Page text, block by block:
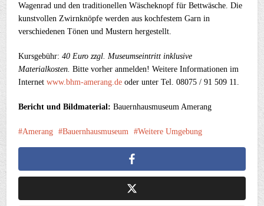
Wagenrad und den traditionellen Wäscheknopf für Bettwäsche. Die
kunstvollen Zwirnknöpfe werden aus kochfestem Garn in
verschiedenen Tönen und Mustern hergestellt.
Kursgebühr:40 Euro zzgl. Museumseintritt inklusive
Materialkosten. Bitte vorher anmelden! Weitere Informationen im
Internetwww.bhm-amerang.de oder unter Tel. 08075 / 91 509 11.
Bericht und Bildmaterial: Bauernhausmuseum Amerang
Amerang Bauernhausmuseum Weitere Umgebung